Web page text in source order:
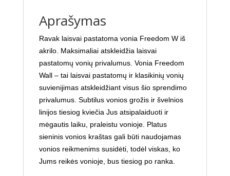
Aprašymas
Ravak laisvai pastatoma vonia Freedom Wiš
akrilo. Maksimaliai atskleidžia laisvai
pastatomų vonių privalumus. Vonia Freedom
Wall – tai laisvai pastatomų ir klasikinių vonių
suvienijimas atskleidžiant visus šio sprendimo
privalumus. Subtilus vonios grožis ir švelnios
linijos tiesiog kviečia Jus atsipalaiduoti ir
mėgautis laiku, praleistu vonioje. Platus
sieninis vonios kraštas gali būti naudojamas
vonios reikmenims susidėti, todėl viskas, ko
Jums reikės vonioje, bus tiesiog po ranka.